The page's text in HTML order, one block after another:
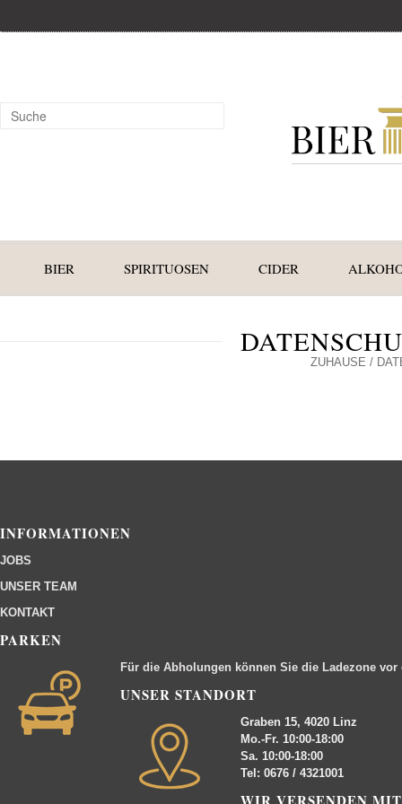
BIER SPIRITUOSEN CIDER
ZUHAUSE /
INFORMATIONEN
JOBS
UNSER TEAM
KONTAKT
PARKEN
Für die Abholungen können Sie die Ladezone
UNSER STANDORT
Graben 15, 4020 Linz
Mo.-Fr. 10:00-18:00
Sa. 10:00-18:00
Tel: 0676 / 4321001